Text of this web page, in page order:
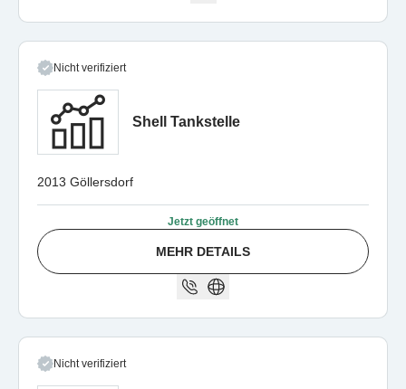
Nicht verifiziert
Shell Tankstelle
2013 Göllersdorf
Jetzt geöffnet
MEHR DETAILS
Nicht verifiziert